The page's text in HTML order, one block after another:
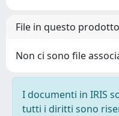
File in questo
Non ci sono file
I documenti in IRIS
tutti i diritti sono